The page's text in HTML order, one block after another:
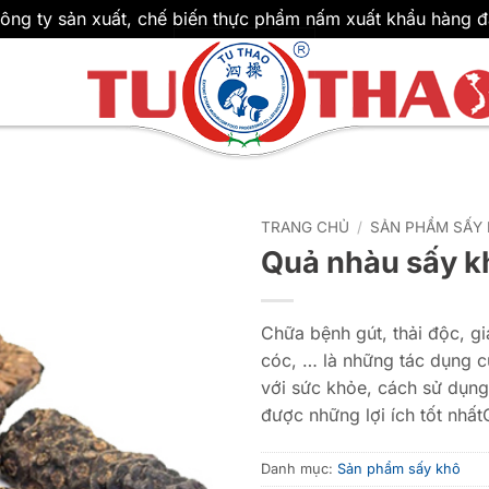
ty sản xuất, chế biến thực phẩm nấm xuất khẩu hàng
TRANG CHỦ / SẢN PHẨM SẤY
Quả nhàu sấy
Chữa bệnh gút, thải độc,
cóc, … là những tác dụng
với sức khỏe, cách sử
được những lợi ích tốt
Danh mục: Sản phẩm sấy khô